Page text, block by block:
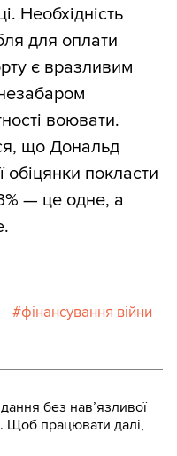
Необхідність
для оплати
є вразливим
воювати.
що Дональд
обіцянки покласти
— це одне, а
фінансування війни
без навʼязливої
Щоб працювати далі,